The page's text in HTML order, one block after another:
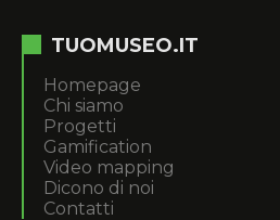
TUOMUSEO.IT
Homepage
Chi siamo
Progetti
Gamification
Video mapping
Dicono di noi
Contatti